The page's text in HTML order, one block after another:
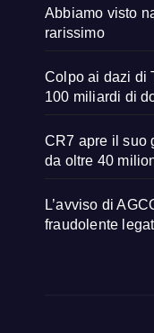
Abbiamo visto
rarissimo
Colpo ai dazi di
100 miliardi di
CR7 apre il suo
da oltre 40
L’avviso di
fraudolente